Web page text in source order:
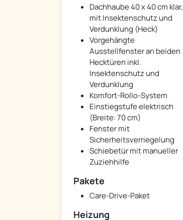
Dachhaube 40 x 40 cm klar,
mit Insektenschutz und
Verdunklung (Heck)
Vorgehängte
Ausstellfenster an beiden
Hecktüren inkl.
Insektenschutz und
Verdunklung
Komfort-Rollo-System
Einstiegstufe elektrisch
(Breite: 70 cm)
Fenster mit
Sicherheitsverriegelung
Schiebetür mit manueller
Zuziehhilfe
Pakete
Care-Drive-Paket
Heizung